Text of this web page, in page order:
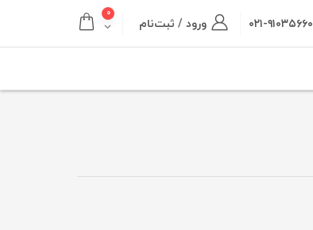
۰۲۱-۹۱۰۳۵۶۶۰ ورود / ثبت‌نام
۰